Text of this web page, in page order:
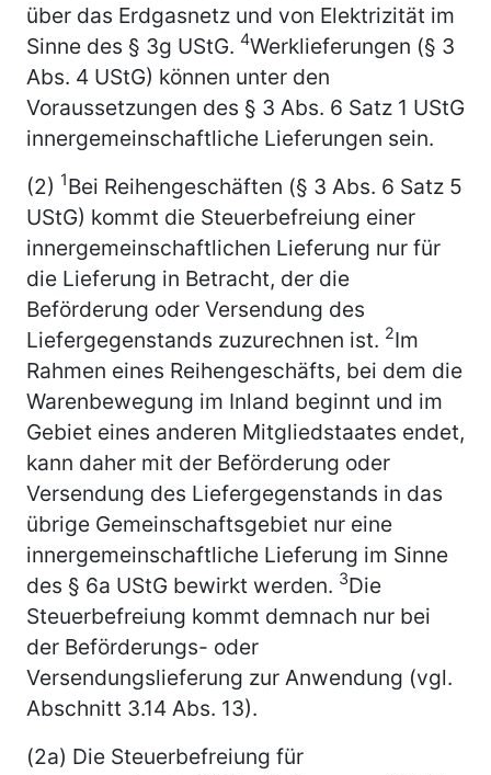
über das Erdgasnetz und von Elektrizität im
Sinne des § 3g UStG. 4Werklieferungen (§ 3
Abs. 4 UStG) können unter den
Voraussetzungen des § 3 Abs. 6 Satz 1 UStG
innergemeinschaftliche Lieferungen sein.
(2) 1Bei Reihengeschäften (§ 3 Abs. 6 Satz 5
UStG) kommt die Steuerbefreiung einer
innergemeinschaftlichen Lieferung nur für
die Lieferung in Betracht, der die
Beförderung oder Versendung des
Liefergegenstands zuzurechnen ist. 2Im
Rahmen eines Reihengeschäfts, bei dem die
Warenbewegung im Inland beginnt und im
Gebiet eines anderen Mitgliedstaates endet,
kann daher mit der Beförderung oder
Versendung des Liefergegenstands in das
übrige Gemeinschaftsgebiet nur eine
innergemeinschaftliche Lieferung im Sinne
des § 6a UStG bewirkt werden. 3Die
Steuerbefreiung kommt demnach nur bei
der Beförderungs- oder
Versendungslieferung zur Anwendung (vgl.
Abschnitt 3.14 Abs. 13).
(2a) Die Steuerbefreiung für